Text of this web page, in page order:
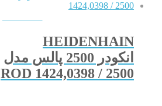
HEIDENHAIN
انکودر 2500 پالس مدل
ROD 1424,0398 / 2500